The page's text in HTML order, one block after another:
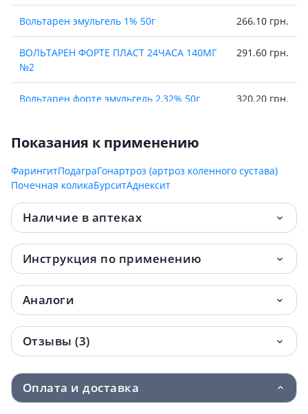
Вольтарен эмульгель 1% 50г 266.10 грн.
ВОЛЬТАРЕН ФОРТЕ ПЛАСТ 24ЧАСА 140МГ
№2
291.60 грн.
Вольтарен форте эмульгель 2,32% 50г 320.20 грн.
Показания к применению
ФарингитПодаграГонартроз (артроз коленного сустава)
Почечная коликаБурситАднексит
Наличие в аптеках
Инструкция по применению
Аналоги
Отзывы (3)
Оплата и доставка